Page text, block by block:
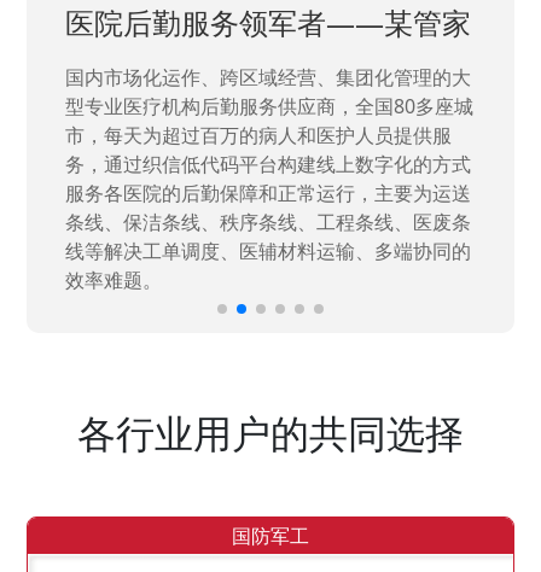
中国兵器工业集团——银光化学
国家“一五”期间156个重点项目之一。属于国家
高新技术企业，在信息化升级建设中，存在大
量“小、散、碎”的信息化需求，需要投入大量人
力资源进行开发，通过引入织信低代码平台，解
决当下遇到的各类业务难题，提升整体的IT研发
效率。
各行业用户的共同选择
国防军工